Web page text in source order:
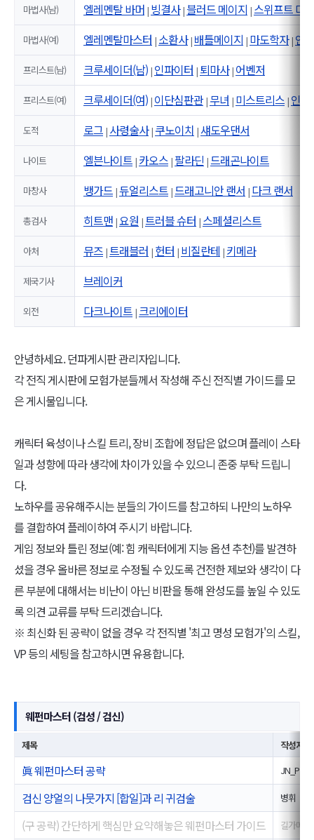
마법사(남) 엘레멘탈 바머 | 빙결사| 블러드 메이지 |스위프트 마
마법사(여) 엘레멘탈마스터 | 소환사| 배틀메이지 | 마도학자| 인
프리스트(남) 크루세이더(남) | 인파이터 | 퇴마사| 어벤저
프리스트(여) 크루세이더(여) | 이단심판관 | 무녀 | 미스트리스 | 인파
도적 로그 | 사령술사| 쿠노이치 |섀도우댄서
나이트 엘븐나이트 | 카오스 | 팔라딘 |드래곤나이트
마창사 뱅가드 |듀얼리스트 |드래고니안 랜서 | 다크 랜서
총검사 히트맨 |요원 |트러블 슈터 |스페셜리스트
아처 뮤즈 |트래블러 | 헌터 | 비질란테 | 키메라
제국기사 브레이커
외전 다크나이트 | 크리에이터
안녕하세요. 던파게시판 관리자입니다.
각 전직 게시판에 모험가분들께서 작성해 주신 전직별 가이드를 모
은 게시물입니다.
캐릭터 육성이나 스킬 트리, 장비 조합에 정답은 없으며 플레이 스타
일과 성향에 따라 생각에 차이가 있을 수 있으니 존중 부탁 드립니
다.
노하우를 공유해주시는 분들의 가이드를 참고하되 나만의 노하우
를 결합하여 플레이하여 주시기 바랍니다.
게임 정보와 틀린 정보(예: 힘 캐릭터에게 지능 옵션 추천)를 발견하
셨을 경우 올바른 정보로 수정될 수 있도록 건전한 제보와 생각이 다
른 부분에 대해서는 비난이 아닌 비판을 통해 완성도를 높일 수 있도
록 의견 교류를 부탁 드리겠습니다.
※ 최신화 된 공략이 없을 경우 각 전직별 '최고 명성 모험가'의 스킬,
VP 등의 세팅을 참고하시면 유용합니다.
웨펀마스터 (검성 / 검신)
제목 작성자
眞 웨펀마스터 공략 JN_P
검신 양얼의 나뭇가지 [합일]과 리 귀검술 병휘
(구 공략) 간단하게 핵심만 요약해놓은 웨펀마스터 가이드 길가메쉬